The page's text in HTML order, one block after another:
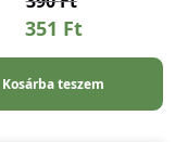
351 Ft
Kosárba teszem